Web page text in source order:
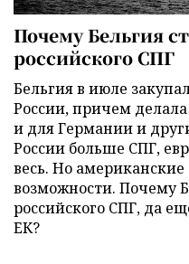
Почему Бельгия
российского СПГ
Бельгия в июле
России, причем делала
и для Германии и
России больше СПГ,
весь. Но
возможности. Почему
российского СПГ, да
ЕК?